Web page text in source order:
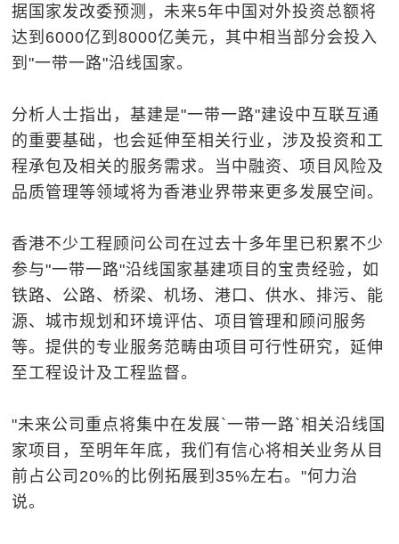
据国家发改委预测，未来5年中国对外投资总额将
达到6000亿到8000亿美元，其中相当部分会投入
到"一带一路"沿线国家。
分析人士指出，基建是"一带一路"建设中互联互通
的重要基础，也会延伸至相关行业，涉及投资和工
程承包及相关的服务需求。当中融资、项目风险及
品质管理等领域将为香港业界带来更多发展空间。
香港不少工程顾问公司在过去十多年里已积累不少
参与"一带一路"沿线国家基建项目的宝贵经验，如
铁路、公路、桥梁、机场、港口、供水、排污、能
源、城市规划和环境评估、项目管理和顾问服务
等。提供的专业服务范畴由项目可行性研究，延伸
至工程设计及工程监督。
"未来公司重点将集中在发展`一带一路`相关沿线国
家项目，至明年年底，我们有信心将相关业务从目
前占公司20%的比例拓展到35%左右。"何力治
说。